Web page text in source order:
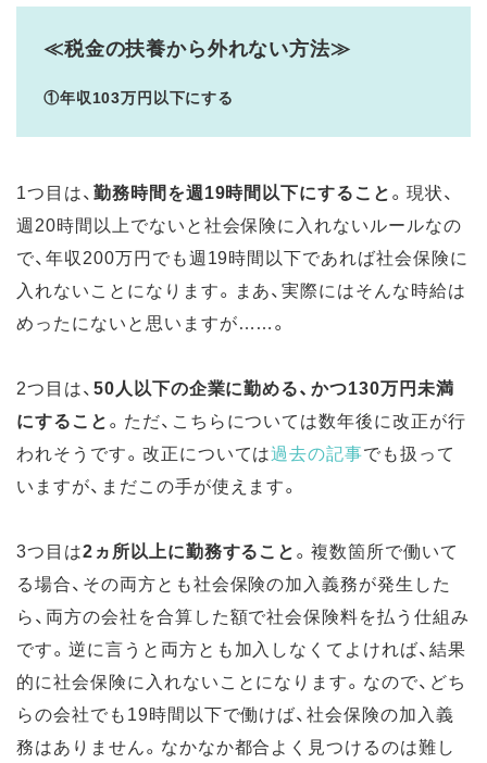
≪税金の扶養から外れない方法≫
①年収103万円以下にする
1つ目は、勤務時間を週19時間以下にすること。現状、
週20時間以上でないと社会保険に入れないルールなの
で、年収200万円でも週19時間以下であれば社会保険に
入れないことになります。まあ、実際にはそんな時給は
めったにないと思いますが……。
2つ目は、50人以下の企業に勤める、かつ130万円未満
にすること。ただ、こちらについては数年後に改正が行
われそうです。改正については過去の記事でも扱って
いますが、まだこの手が使えます。
3つ目は2ヵ所以上に勤務すること。複数箇所で働いて
る場合、その両方とも社会保険の加入義務が発生した
ら、両方の会社を合算した額で社会保険料を払う仕組み
です。逆に言うと両方とも加入しなくてよければ、結果
的に社会保険に入れないことになります。なので、どち
らの会社でも19時間以下で働けば、社会保険の加入義
務はありません。なかなか都合よく見つけるのは難し